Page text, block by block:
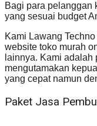
Bagi para pelanggan
yang sesuai budget
Kami Lawang
website toko murah
lainnya. Kami
mengutamakan
yang cepat namun
Paket Jasa